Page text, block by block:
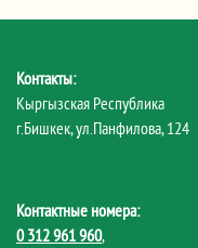
Контакты:
Кыргызская Республика
г.Бишкек, ул.Панфилова, 124
Контактные номера:
0 312 961 960,